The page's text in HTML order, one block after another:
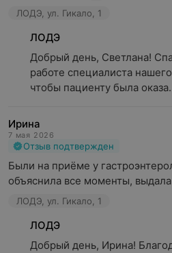
ЛОДЭ, ул. Гикало, 1
ЛОДЭ
Добрый день, Светлана!
работе специалиста
чтобы пациенту была
Ирина
7 мая 2026
Отзыв подтвержден
Были на приёме у
объяснила все моменты,
ЛОДЭ, ул. Гикало, 1
ЛОДЭ
Добрый день, Ирина!